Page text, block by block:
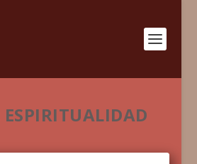
ESPIRITUALIDAD